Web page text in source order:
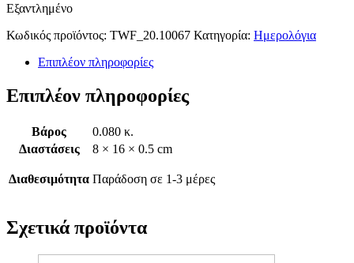
Εξαντλημένο
Κωδικός προϊόντος: TWF_20.10067 Κατηγορία: Ημερολόγια
Επιπλέον πληροφορίες
Επιπλέον πληροφορίες
Βάρος
0.080 κ.
Διαστάσεις
8 × 16 × 0.5 cm
Διαθεσιμότητα Παράδοση σε 1-3 μέρες
Σχετικά προϊόντα